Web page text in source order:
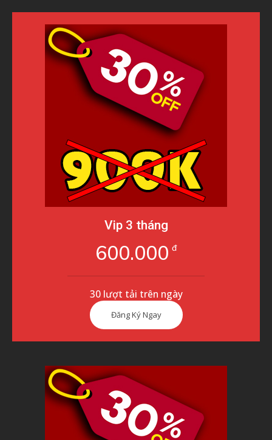
Vip 3 tháng
600.000 đ
30 lượt tải trên ngày
Đăng Ký Ngay